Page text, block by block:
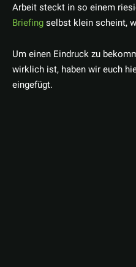
Arbeit steckt in so einem
Briefingselbst klein scheint,
Um einen Eindruck zu
wirklich ist, haben wir euch
eingefügt.